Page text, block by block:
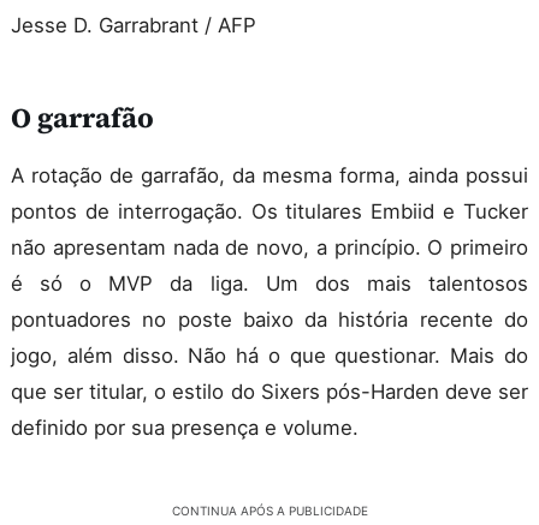
Jesse D. Garrabrant / AFP
O garrafão
A rotação de garrafão, da mesma forma, ainda possui
pontos de interrogação. Os titulares Embiid e Tucker
não apresentam nada de novo, a princípio. O primeiro
é só o MVP da liga. Um dos mais talentosos
pontuadores no poste baixo da história recente do
jogo, além disso. Não há o que questionar. Mais do
que ser titular, o estilo do Sixers pós-Harden deve ser
definido por sua presença e volume.
CONTINUA APÓS A PUBLICIDADE